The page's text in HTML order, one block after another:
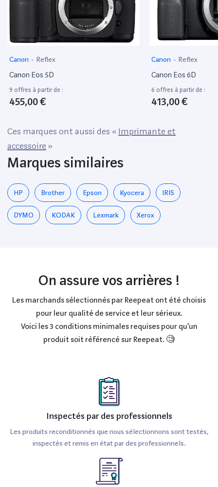
Canon - Reflex
Canon Eos 5D
9 offres à partir de :
455,00 €
Canon - Reflex
Canon Eos 6D
6 offres à partir de :
413,00 €
Ces marques ont aussi des « Imprimante et
accessoire »
Marques similaires
HP Brother Epson Kyocera IRIS
DYMO KODAK Lexmark Xerox
On assure vos arrières !
Les marchands sélectionnés par Reepeat ont été choisis
pour leur qualité de service et leur sérieux.
Voici les 3 conditions minimales requises pour qu'un
produit soit référencé sur Reepeat. 🧐
Inspectés par des professionnels
Les produits reconditionnés que nous sélectionnons sont testés,
inspectés et remis en état par des professionnels.